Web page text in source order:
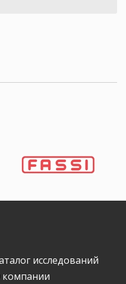
исследований